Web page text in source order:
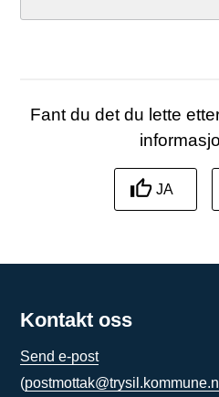
Fant du det du lette
JA
Kontakt oss
Send e-post
(